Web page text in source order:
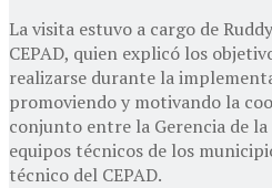
La visita estuvo a cargo de
CEPAD, quien explicó los
realizarse durante la
promoviendo y motivando la
conjunto entre la Gerencia de
equipos técnicos de los
técnico del CEPAD.